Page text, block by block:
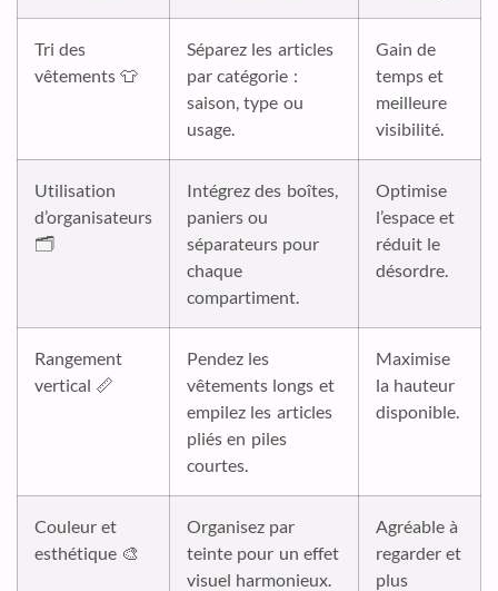
Tri des
vêtements 👕
Séparez les articles
par catégorie :
saison, type ou
usage.
Gain de
temps et
meilleure
visibilité.
Utilisation
d’organisateurs
🗂️
Intégrez des boîtes,
paniers ou
séparateurs pour
chaque
compartiment.
Optimise
l’espace et
réduit le
désordre.
Rangement
vertical 📏
Pendez les
vêtements longs et
empilez les articles
pliés en piles
courtes.
Maximise
la hauteur
disponible.
Couleur et
esthétique 🎨
Organisez par
teinte pour un effet
visuel harmonieux.
Agréable à
regarder et
plus